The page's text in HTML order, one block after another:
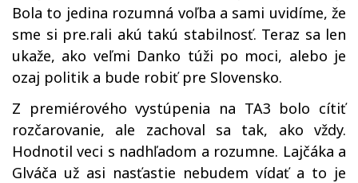
Bola to jedina rozumná voľba a sami uvidíme, že
sme si pre.rali akú takú stabilnosť. Teraz sa len
ukaže, ako veľmi Danko túži po moci, alebo je
ozaj politik a bude robiť pre Slovensko.
Z premiérového vystúpenia na TA3 bolo cítiť
rozčarovanie, ale zachoval sa tak, ako vždy.
Hodnotil veci s nadhľadom a rozumne. Lajčáka a
Glváča už asi nasťastie nebudem vídať a to je